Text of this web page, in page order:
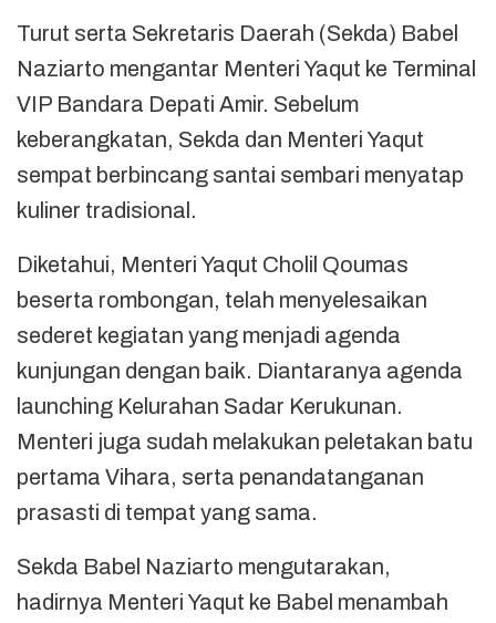
Turut serta Sekretaris Daerah (Sekda) Babel
Naziarto mengantar Menteri Yaqut ke Terminal
VIP Bandara Depati Amir. Sebelum
keberangkatan, Sekda dan Menteri Yaqut
sempat berbincang santai sembari menyatap
kuliner tradisional.
Diketahui, Menteri Yaqut Cholil Qoumas
beserta rombongan, telah menyelesaikan
sederet kegiatan yang menjadi agenda
kunjungan dengan baik. Diantaranya agenda
launching Kelurahan Sadar Kerukunan.
Menteri juga sudah melakukan peletakan batu
pertama Vihara, serta penandatanganan
prasasti di tempat yang sama.
Sekda Babel Naziarto mengutarakan,
hadirnya Menteri Yaqut ke Babel menambah